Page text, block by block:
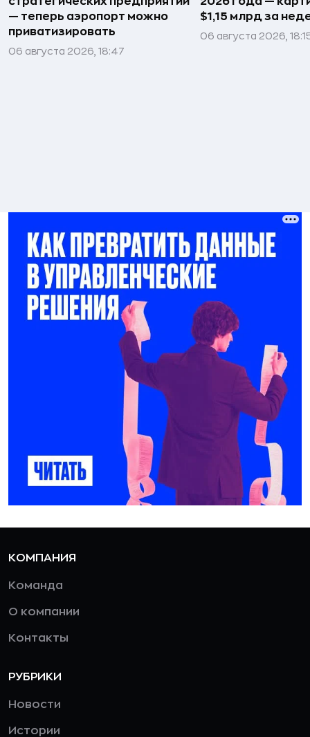
— теперь аэропорт можно
приватизировать
06 августа 2026, 18:47
$1,15 млрд за
06 августа 2026,
КОМПАНИЯ
Команда
О компании
Контакты
РУБРИКИ
Новости
Истории